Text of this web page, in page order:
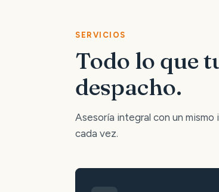
SERVICIOS
Todo lo que
despacho.
Asesoría integral con un
cada vez.